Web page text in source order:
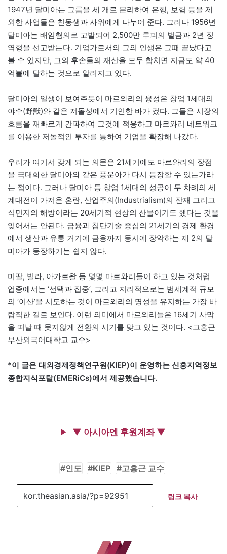
1947년 달미아는 그룹을 세 개로 분리하여 은행, 보험 등을 제
외한 사업들은 친동생과 사위에게 나누어 준다. 그러나 1956년
달미아는 배임혐의로 고발되어 2,500만 루피의 벌금과 2년 징
역형을 선고받는다. 기업가로서의 그의 인생은 그때 끝났다고
볼 수 있지만, 그의 후손들의 재산을 모두 합치면 지금도 약 40
억불에 달하는 것으로 알려지고 있다.
달미아의 일생이 보여주듯이 마르와리의 융성은 창업 1세대의
야수(野獸)와 같은 저돌성에서 기인한 바가 컸다. 그들은 시장의
흐름을 재빠르게 간파하여 그것에 적응하고 마르와리 네트워크
를 이용한 저돌적인 투자를 통하여 기업을 확장해 나갔다.
우리가 여기서 갖게 되는 의문은 21세기에도 마르와리의 장점
을 극대화한 달미아와 같은 풍운아가 다시 등장할 수 있는가라
는 점이다. 그러나 달미아 등 창업 1세대의 성공이 두 차례의 세
계대전이 가져온 혼란, 산업주의(Industrialism)의 잔재 그리고
식민지의 해방이라는 20세기적 현상의 산물이기도 했다는 것을
잊어서는 안된다. 금융과 첨단기술 중심의 21세기의 경제 환경
에서 생산과 유통 거기에 금융까지 동시에 장악하는 제 2의 달
미아가 등장하기는 쉽지 않다.
미딸, 빌라, 아가르왈 등 몇몇 마르와리들이 하고 있는 것처럼
업종에서는 ‘선택과 집중’, 그리고 지리적으로는 범세계적 규모
의 ‘이산’을 시도하는 것이 마르와리의 명성을 유지하는 가장 바
람직한 길로 보인다. 이런 의미에서 마르와리들은 16세기 사막
을 떠날 때 못지않게 전환의 시기를 맞고 있는 것이다. <고홍근
부산외국어대학교 교수>
*이 글은 대외경제정책연구원(KIEP)이 운영하는 신흥지역정보
종합지식포탈(EMERiCs)에서 제공했습니다.
▼ 아시아엔 후원계좌 ▼
인도 KIEP 고홍근 교수
링크 복사